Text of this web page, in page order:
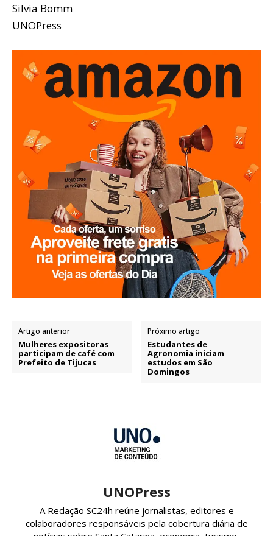
Silvia Bomm
UNOPress
Artigo anterior
Mulheres expositoras
participam de café com
Prefeito de Tijucas
Próximo artigo
Estudantes de
Agronomia iniciam
estudos em São
Domingos
UNOPress
A Redação SC24h reúne jornalistas, editores e
colaboradores responsáveis pela cobertura diária de